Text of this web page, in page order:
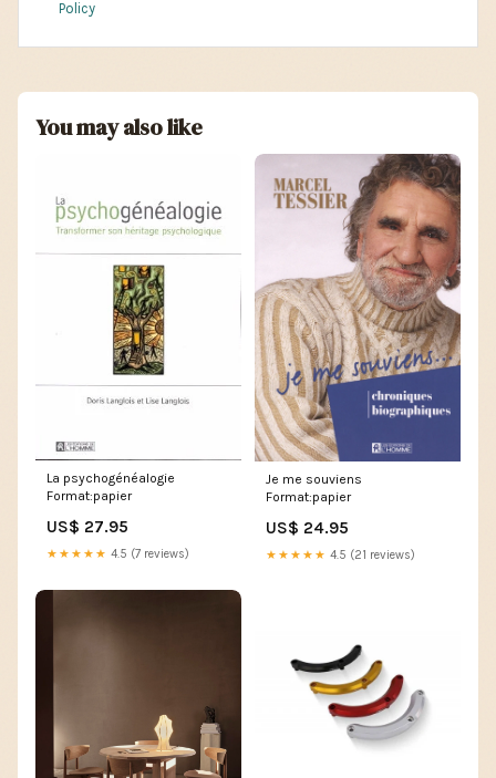
Policy
You may also like
La psychogénéalogie
Format:papier
US$ 27.95
★★★★★ 4.5 (7 reviews)
Je me souviens
Format:papier
US$ 24.95
★★★★★ 4.5 (21 reviews)